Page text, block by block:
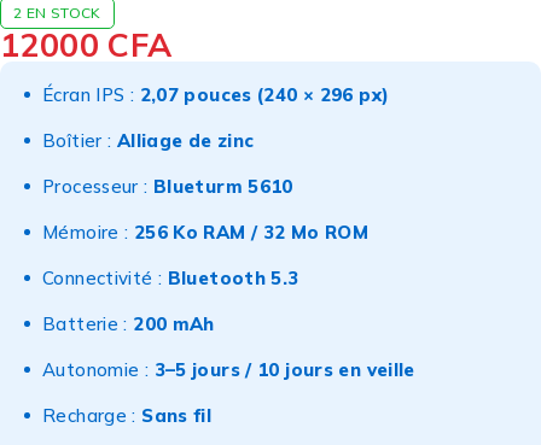
2 EN STOCK
12000 CFA
Écran IPS : 2,07 pouces (240 × 296 px)
Boîtier : Alliage de zinc
Processeur : Blueturm 5610
Mémoire : 256 Ko RAM / 32 Mo ROM
Connectivité : Bluetooth 5.3
Batterie : 200 mAh
Autonomie : 3–5 jours / 10 jours en veille
Recharge : Sans fil